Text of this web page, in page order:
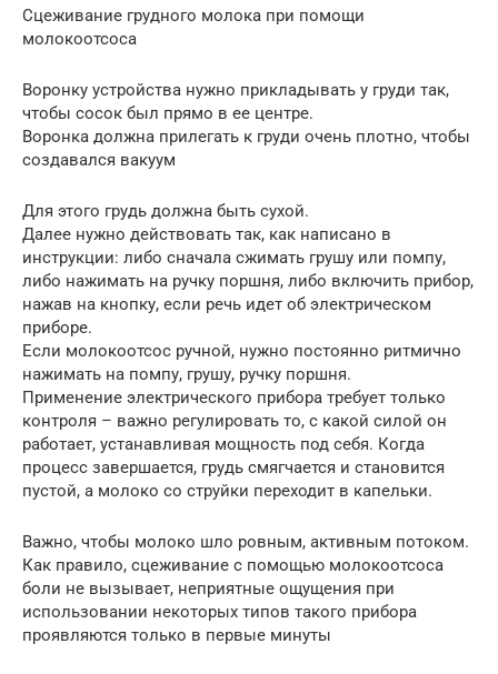
Сцеживание грудного молока при помощи
молокоотсоса
Воронку устройства нужно прикладывать у груди так,
чтобы сосок был прямо в ее центре.
Воронка должна прилегать к груди очень плотно, чтобы
создавался вакуум
Для этого грудь должна быть сухой.
Далее нужно действовать так, как написано в
инструкции: либо сначала сжимать грушу или помпу,
либо нажимать на ручку поршня, либо включить прибор,
нажав на кнопку, если речь идет об электрическом
приборе.
Если молокоотсос ручной, нужно постоянно ритмично
нажимать на помпу, грушу, ручку поршня.
Применение электрического прибора требует только
контроля – важно регулировать то, с какой силой он
работает, устанавливая мощность под себя. Когда
процесс завершается, грудь смягчается и становится
пустой, а молоко со струйки переходит в капельки.
Важно, чтобы молоко шло ровным, активным потоком.
Как правило, сцеживание с помощью молокоотсоса
боли не вызывает, неприятные ощущения при
использовании некоторых типов такого прибора
проявляются только в первые минуты